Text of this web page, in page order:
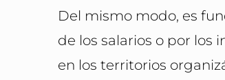
Del mismo modo, es
de los salarios o por los
en los territorios